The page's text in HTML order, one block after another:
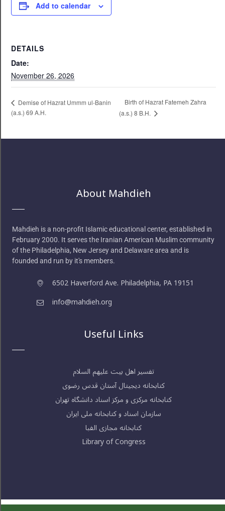
Add to calendar
DETAILS
Date:
November 26, 2026
Demise of Hazrat Ummm ul-Banin
(a.s.) 69 A.H.
Birth of Hazrat Fatemeh Zahra
(a.s.) 8 B.H.
About Mahdieh
Mahdieh is a non-profit Islamic educational center, established in
February 2000. It serves the Iranian American Muslim community
of the Philadelphia, New Jersey and Delaware area and is
founded and run by it's members.
6502 Haverford Ave. Philadelphia, PA 19151
info@mahdieh.org
Useful Links
تفسیر اهل بیت علیهم السلام
کتابخانه دیجیتال آستان قدس رضوی
کتابخانه مرکزی و مرکز اسناد دانشگاه تهران
سازمان اسناد و کتابخانه ملی ایران
کتابخانه مجازی الفبا
Library of Congress